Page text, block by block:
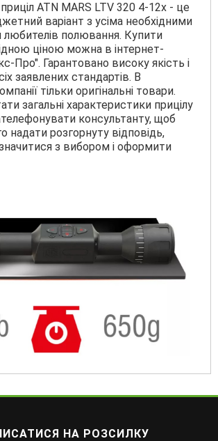
приціл ATN MARS LTV 320 4-12x - це
варіант з усіма необхідними
любителів полювання. Купити
ціною можна в інтернет-
Про". Гарантовано високу якість і
заявлених стандартів. В
тільки оригінальні товари.
загальні характеристики прицілу
консультанту, щоб
надати розгорнуту відповідь,
з вибором і оформити
НА РОЗСИЛКУ